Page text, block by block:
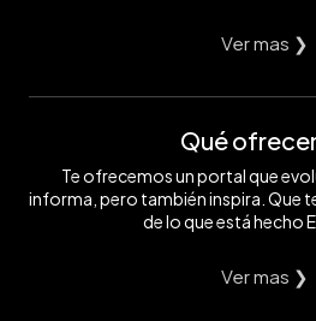
Ver mas ❯
Qué
Te ofrecemos un portal que
informa, pero también inspira. Que
de lo que está hecho
Ver mas ❯